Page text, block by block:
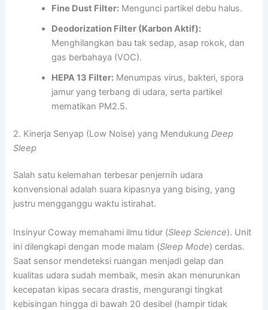
Fine Dust Filter: Mengunci partikel debu halus.
Deodorization Filter (Karbon Aktif):
Menghilangkan bau tak sedap, asap rokok, dan
gas berbahaya (VOC).
HEPA 13 Filter: Menumpas virus, bakteri, spora
jamur yang terbang di udara, serta partikel
mematikan PM2.5.
2. Kinerja Senyap (Low Noise) yang Mendukung Deep
Sleep
Salah satu kelemahan terbesar penjernih udara
konvensional adalah suara kipasnya yang bising, yang
justru mengganggu waktu istirahat.
Insinyur Coway memahami ilmu tidur (Sleep Science). Unit
ini dilengkapi dengan mode malam (Sleep Mode) cerdas.
Saat sensor mendeteksi ruangan menjadi gelap dan
kualitas udara sudah membaik, mesin akan menurunkan
kecepatan kipas secara drastis, mengurangi tingkat
kebisingan hingga di bawah 20 desibel (hampir tidak